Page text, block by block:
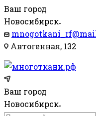
Ваш город
Новосибирск
Автогенная, 132
Ваш город
Новосибирск